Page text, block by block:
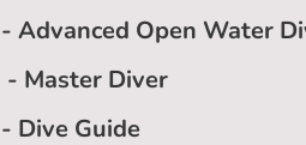
- Advanced Open Water
- Master Diver
- Dive Guide